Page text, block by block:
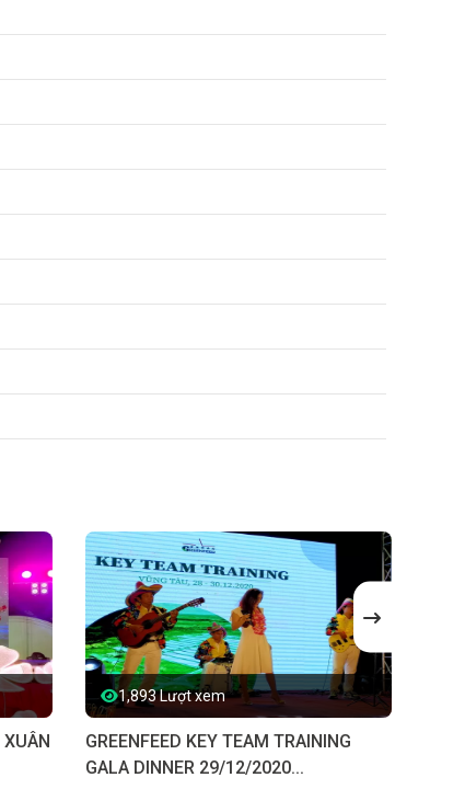
1,893 Lượt xem
GREENFEED KEY TEAM TRAINING
GALA DINNER 29/12/2020...